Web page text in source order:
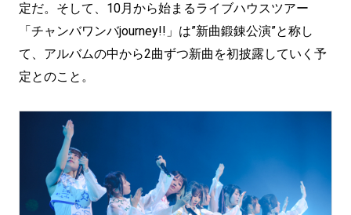
定だ。そして、10月から始まるライブハウスツアー
「チャンバワンバjourney!!」は”新曲鍛錬公演”と称し
て、アルバムの中から2曲ずつ新曲を初披露していく予
定とのこと。